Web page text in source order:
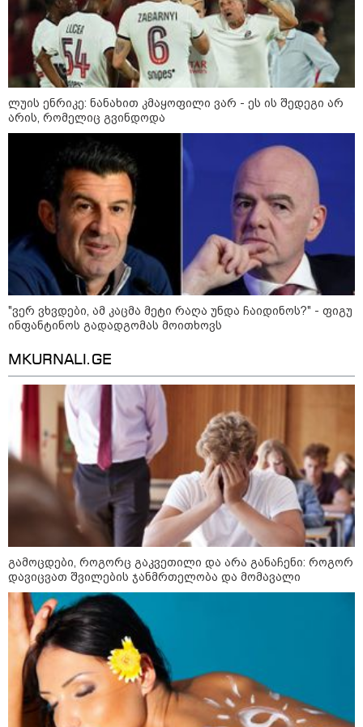
10:52 / 06-08-2026
ვაშინგტონს რაკეტების დეფიციტი აქვს? -
მედიის ცნობით, დონალდ ტრამპი პიტ
ჰეგსეთს დაუპირისპირდა: დეტალები
09:52 / 07-08-2026
"რაკეტები ჩვენც გვჭირდება" -
09:05 / 07-08-2026
მკვლელობა პირდაპირ ეთერში:
ცნობილ "ტიკტოკერს" ლაივის
დროს ესროლეს, ის ადგილზე
გარდაიცვალა - რას ამბობს
მომხდარზე მექსიკის პოლიცია
“არ მინდა, ბაიდენივით
სცენიდან გადავარდეს“ -
დონალდ ტრამპის სიტყვით
23:45 / 05-08-2026
ტრაგედია შოტლანდიაში - 35
წლის მამას 9 წლის
ქალიშვილის მკვლელობაში
ლუის ენრიკე: ნანახით კმაყოფილი ვარ - ეს ის შედეგი არ
არის, რომელიც გვინდოდა
"ვერ ვხვდები, ამ კაცმა მეტი რაღა უნდა ჩაიდინოს?" - ფიგუ
ინფანტინოს გადადგომას მოითხოვს
MKURNALI.GE
გამოცდები, როგორც გაკვეთილი და არა განაჩენი: როგორ
დავიცვათ შვილების ჯანმრთელობა და მომავალი